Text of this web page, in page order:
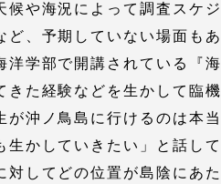
候や海況によって調査スケジ
ど、予期していない場面もあ
洋学部で開講されている『海
きた経験などを生かして臨機
沖ノ鳥島に行けるのは本当
かしていきたい」と話して
してどの位置が島陰にあた